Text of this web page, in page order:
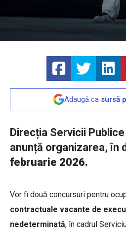
Adaugă ca sursă
Direcția Servicii
anunță organizarea, în
februarie 2026.
Vor fi două concursuri pentru
contractuale vacante de
nedeterminată, în cadrul